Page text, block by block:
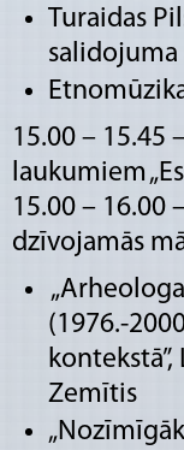
Turaidas
salidojuma
15.00 – 15.45
laukumiem
15.00 – 16.00
dzīvojamās
(1976.-
Zemītis